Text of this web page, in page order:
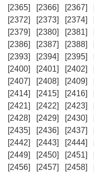
[2365]
[2366] [2367]
[2372]
[2373] [2374]
[2379]
[2380] [2381]
[2386]
[2387] [2388]
[2393]
[2394] [2395]
[2400]
[2401] [2402]
[2407]
[2408] [2409]
[2414]
[2415] [2416]
[2421]
[2422] [2423]
[2428]
[2429] [2430]
[2435]
[2436] [2437]
[2442]
[2443] [2444]
[2449]
[2450] [2451]
[2456]
[2457] [2458]